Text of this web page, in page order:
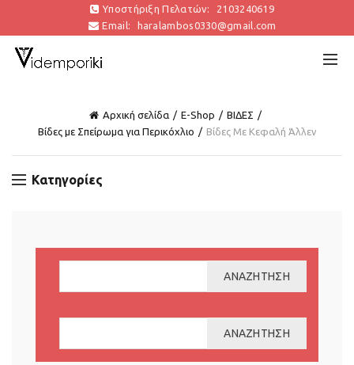
Υποστήριξη Πελατών:
2103240619
Email:
haralambos0330@gmail.com
Αρχική σελίδα E-Shop
ΒΙΔΕΣ
Βίδες με Σπείρωμα για Περικόχλιο
Βίδες Με Κεφαλή Άλλεν
Κατηγορίες
ΑΝΑΖΉΤΗΣΗ
ΑΝΑΖΉΤΗΣΗ